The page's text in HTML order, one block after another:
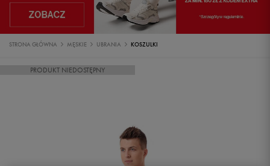
STRONA GŁÓWNA MĘSKIE UBRANIA KOSZULKI
PRODUKT NIEDOSTĘPNY